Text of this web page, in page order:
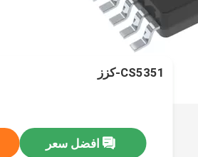
CS5351-كزز
افضل سعر